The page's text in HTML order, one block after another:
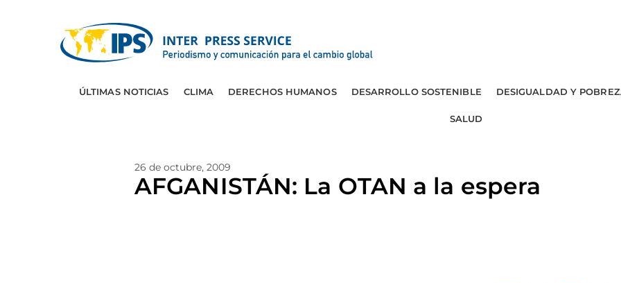
ÚLTIMAS NOTICIAS CLIMA DERECHOS HUMANOS DESARROLLO SOSTENIBLE DESIGUALDAD Y
SALUD
26 de octubre, 2009
AFGANISTÁN: La OTAN a la espera